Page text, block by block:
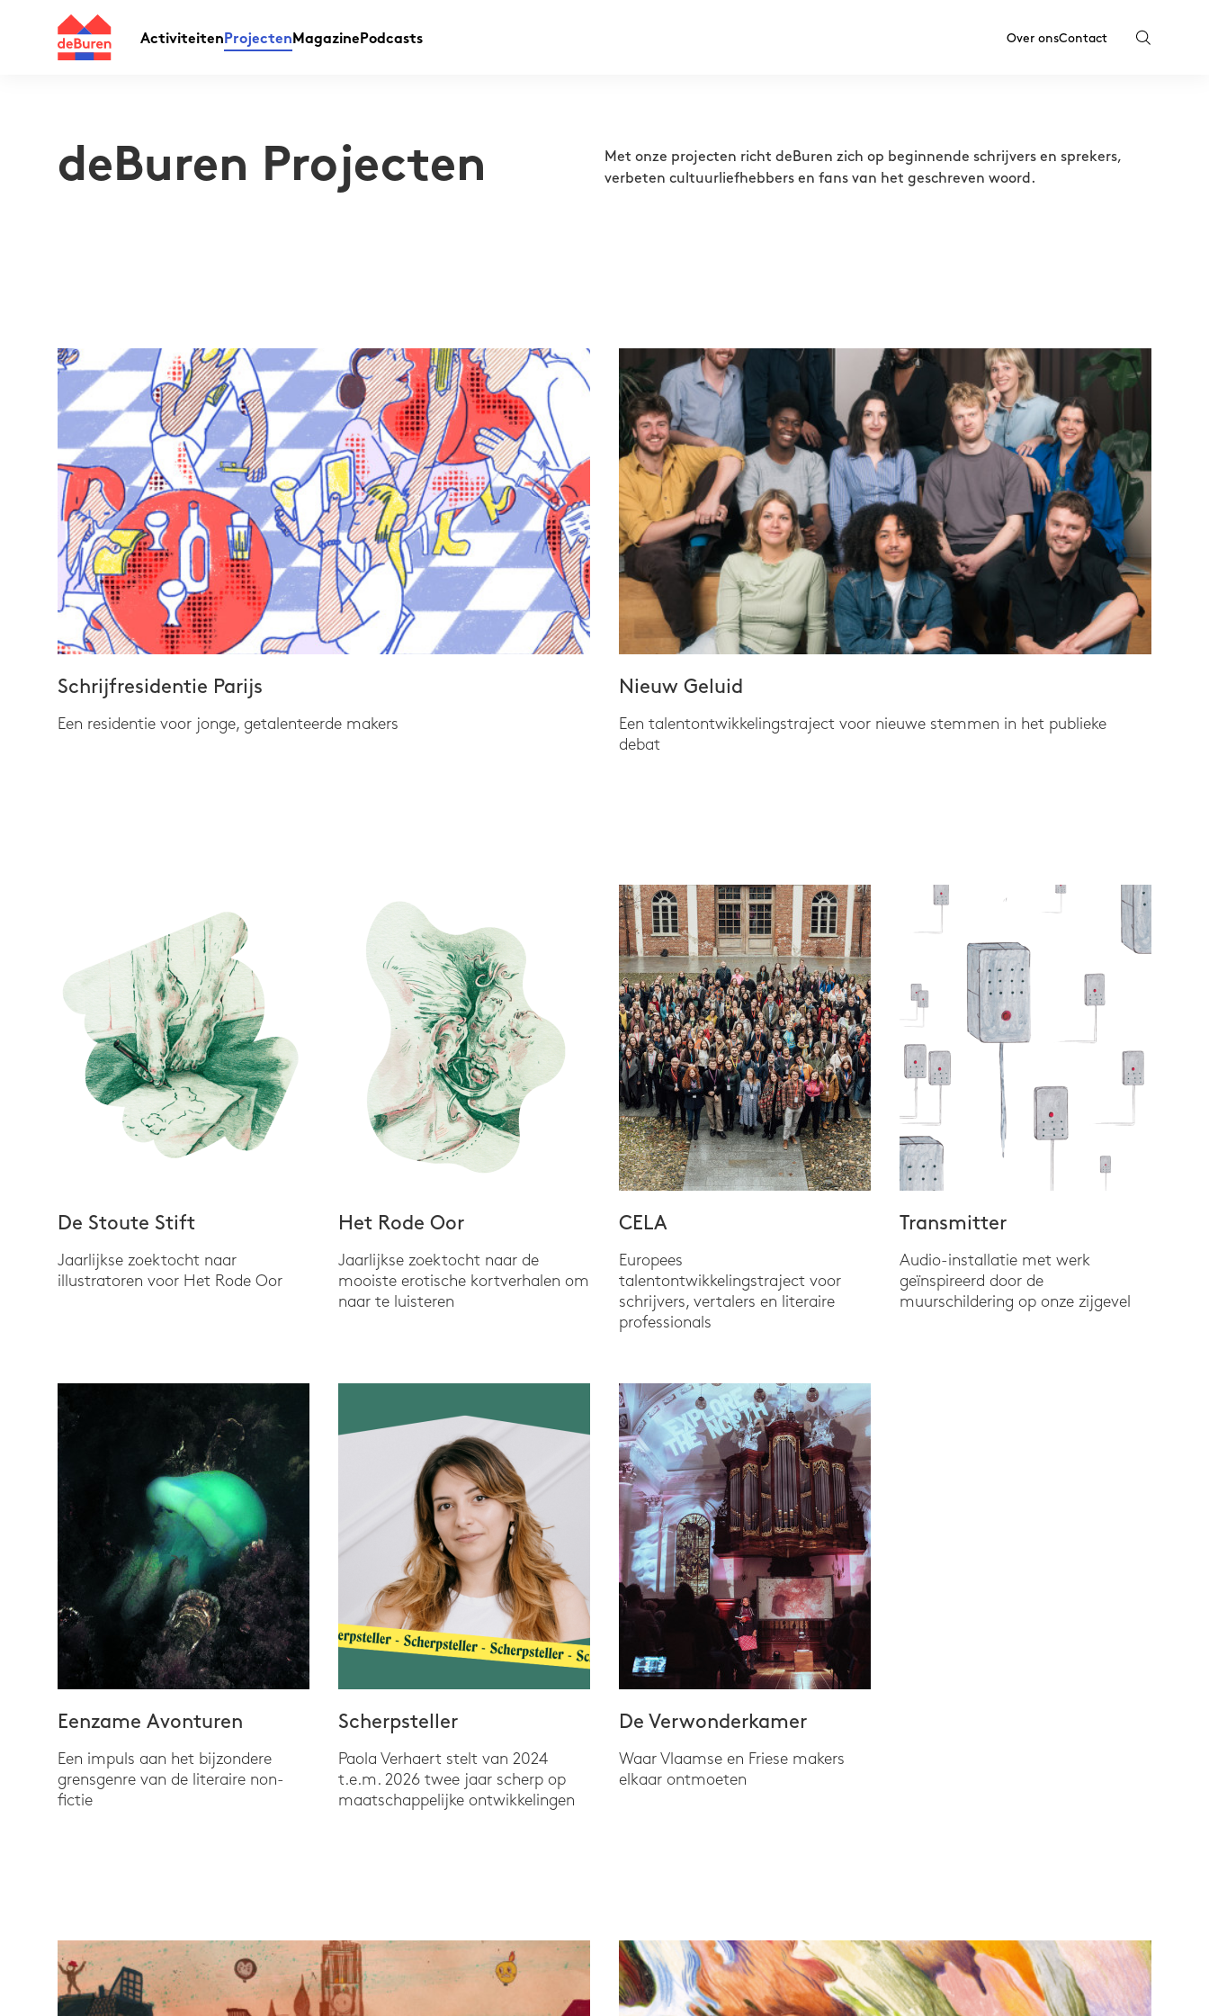
ActiviteitenProjectenMagazinePodcasts Over onsContact
deBuren Projecten
Met onze projecten richt deBuren zich op beginnende schrijvers en sprekers,
verbeten cultuurliefhebbers en fans van het geschreven woord.
Schrijfresidentie Parijs
Een residentie voor jonge, getalenteerde makers
Nieuw Geluid
Een talentontwikkelingstraject voor nieuwe stemmen in het publieke
debat
De Stoute Stift
Jaarlijkse zoektocht naar
illustratoren voor Het Rode Oor
Het Rode Oor
Jaarlijkse zoektocht naar de
mooiste erotische kortverhalen om
naar te luisteren
CELA
Europees
talentontwikkelingstraject voor
schrijvers, vertalers en literaire
professionals
Transmitter
Audio-installatie met werk
geïnspireerd door de
muurschildering op onze zijgevel
Eenzame Avonturen
Een impuls aan het bijzondere
grensgenre van de literaire non-
fictie
Scherpsteller
Paola Verhaert stelt van 2024
t.e.m. 2026 twee jaar scherp op
maatschappelijke ontwikkelingen
De Verwonderkamer
Waar Vlaamse en Friese makers
elkaar ontmoeten